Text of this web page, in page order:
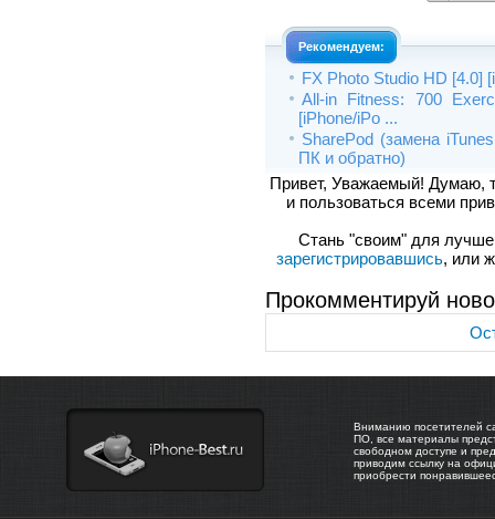
Рекомендуем:
FX Photo Studio HD [4.0]
All-in Fitness: 700
[iPhone/iPo ...
SharePod (замена
ПК и обратно)
Привет, Уважаемый! Думаю,
и пользоваться всеми
Стань "своим" для
зарегистрировавшись, или
Прокомментируй
Вниманию посетителей
ПО, все материалы
свободном доступе и
приводим ссылку на
приобрести